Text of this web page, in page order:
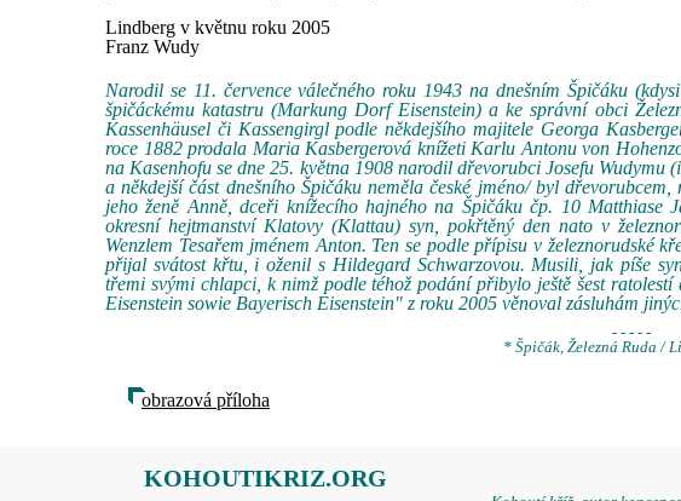
Lindberg v květnu roku 2005
Franz Wudy
Narodil se 11. července válečného roku 1943 na dnešním Špičáku
špičáckému katastru (Markung Dorf Eisenstein) a ke správní obci
Kassenhäusel či Kassengirgl podle někdejšího majitele Georga
roce 1882 prodala Maria Kasbergerová knížeti Karlu Antonu von
na Kasenhofu se dne 25. května 1908 narodil dřevorubci Josefu
a někdejší část dnešního Špičáku neměla české jméno/ byl
jeho ženě Anně, dceři knížecího hajného na Špičáku čp. 10 Matthiase
okresní hejtmanství Klatovy (Klattau) syn, pokřtěný den nato v
Wenzlem Tesařem jménem Anton. Ten se podle přípisu v železnorudské
přijal svátost křtu, i oženil s Hildegard Schwarzovou. Musili, jak píše
třemi svými chlapci, k nimž podle téhož podání přibylo ještě šest
Eisenstein sowie Bayerisch Eisenstein" z roku 2005 věnoval zásluhám
- - - - -
* Špičák, Železná Ruda /
obrazová příloha
KOHOUTIKRIZ.ORG